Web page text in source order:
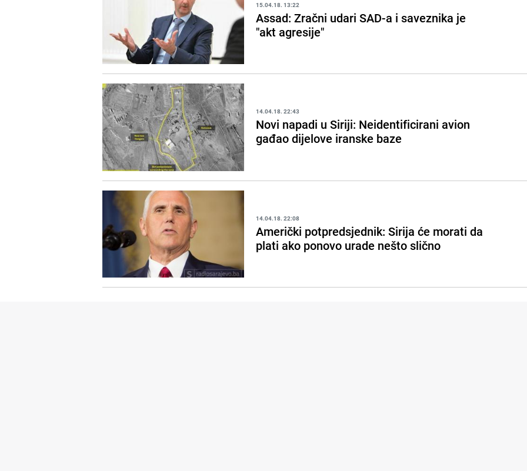
15.04.18. 13:22
Assad: Zračni udari SAD-a i saveznika je
"akt agresije"
14.04.18. 22:43
Novi napadi u Siriji: Neidentificirani avion
gađao dijelove iranske baze
14.04.18. 22:08
Američki potpredsjednik: Sirija će morati da
plati ako ponovo urade nešto slično